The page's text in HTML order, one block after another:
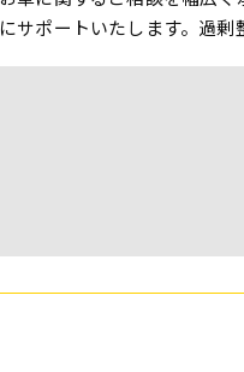
にサポートいたします。過剰